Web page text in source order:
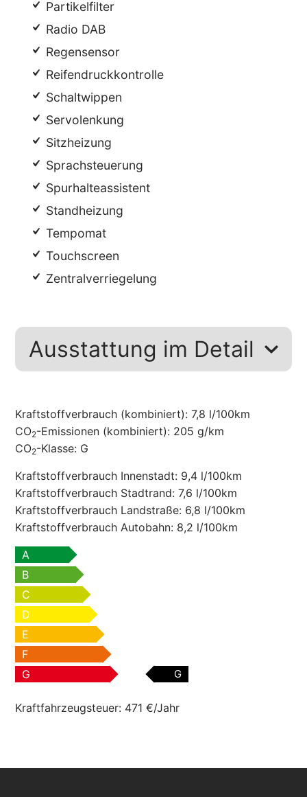
Partikelfilter
Radio DAB
Regensensor
Reifendruckkontrolle
Schaltwippen
Servolenkung
Sitzheizung
Sprachsteuerung
Spurhalteassistent
Standheizung
Tempomat
Touchscreen
Zentralverriegelung
Ausstattung im Detail
Kraftstoffverbrauch (kombiniert):7,8 l/100km
CO2-Emissionen (kombiniert): 205 g/km
CO2-Klasse: G
Kraftstoffverbrauch Innenstadt: 9,4 l/100km
Kraftstoffverbrauch Stadtrand:7,6 l/100km
Kraftstoffverbrauch Landstraße: 6,8 l/100km
Kraftstoffverbrauch Autobahn: 8,2 l/100km
A
B
C
D
E
F
G
G
Kraftfahrzeugsteuer: 471 €/Jahr